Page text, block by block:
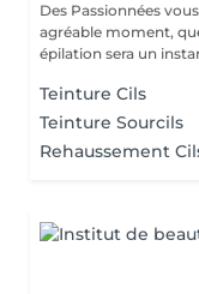
Des Passionnées
agréable moment,
épilation sera un
Teinture Cils
Teinture Sourcils
Rehaussement